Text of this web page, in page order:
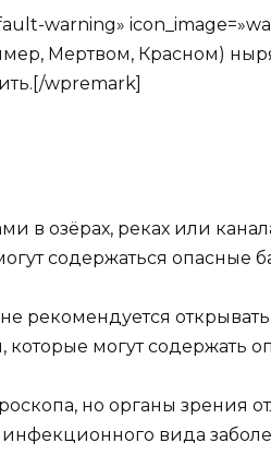
warning»
Мертвом, Красном)
wpremark]
в озёрах, реках или
содержаться опасные
рекомендуется открывать
которые могут содержать
но органы зрения
инфекционного вида